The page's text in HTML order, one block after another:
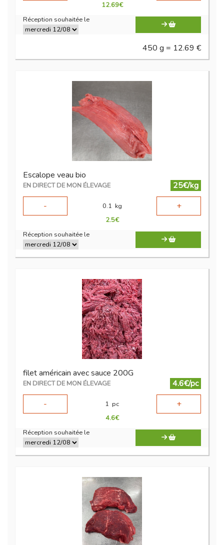
12.69€
Réception souhaitée le
450 g = 12.69 €
Escalope veau bio
EN DIRECT DE MON ÉLEVAGE
25€/kg
-
0.1 kg +
2.5€
Réception souhaitée le
filet américain avec sauce 200G
EN DIRECT DE MON ÉLEVAGE
4.6€/pc
-
1 pc +
4.6€
Réception souhaitée le